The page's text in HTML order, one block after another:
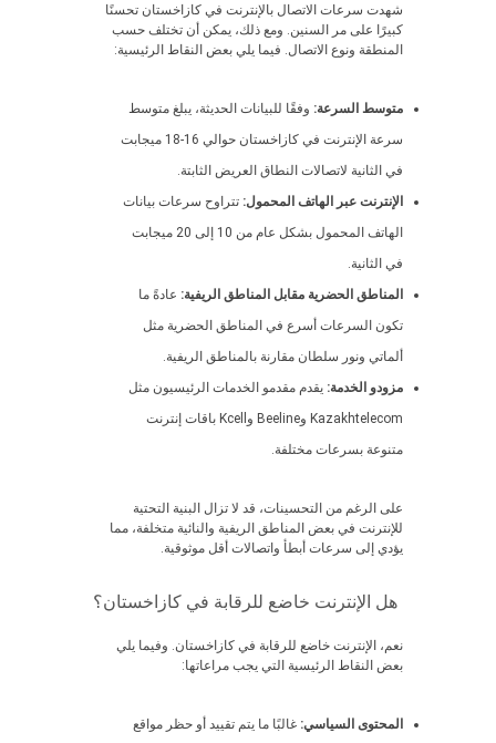
شهدت سرعات الاتصال بالإنترنت في كازاخستان تحسنًا
كبيرًا على مر السنين. ومع ذلك، يمكن أن تختلف حسب
المنطقة ونوع الاتصال. فيما يلي بعض النقاط الرئيسية:
متوسط السرعة: وفقًا للبيانات الحديثة، يبلغ متوسط
سرعة الإنترنت في كازاخستان حوالي 16-18 ميجابت
في الثانية لاتصالات النطاق العريض الثابتة.
الإنترنت عبر الهاتف المحمول: تتراوح سرعات بيانات
الهاتف المحمول بشكل عام من 10 إلى 20 ميجابت
في الثانية.
المناطق الحضرية مقابل المناطق الريفية: عادةً ما
تكون السرعات أسرع في المناطق الحضرية مثل
ألماتي ونور سلطان مقارنة بالمناطق الريفية.
مزودو الخدمة: يقدم مقدمو الخدمات الرئيسيون مثل
Kazakhtelecom وBeeline وKcell باقات إنترنت
متنوعة بسرعات مختلفة.
على الرغم من التحسينات، قد لا تزال البنية التحتية
للإنترنت في بعض المناطق الريفية والنائية متخلفة، مما
يؤدي إلى سرعات أبطأ واتصالات أقل موثوقية.
هل الإنترنت خاضع للرقابة في كازاخستان؟
نعم، الإنترنت خاضع للرقابة في كازاخستان. وفيما يلي
بعض النقاط الرئيسية التي يجب مراعاتها:
المحتوى السياسي: غالبًا ما يتم تقييد أو حظر مواقع